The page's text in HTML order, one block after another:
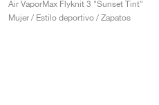
Air VaporMax Flyknit 3 "Sunset Tint"
Mujer / Estilo deportivo / Zapatos